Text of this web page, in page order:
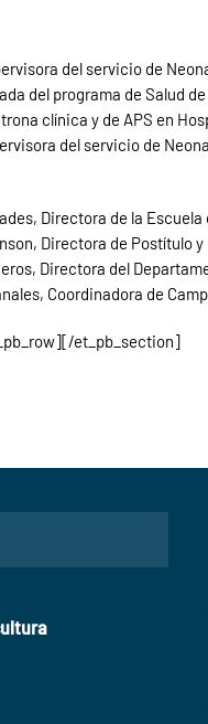
del servicio de
del programa de Salud
clínica y de APS en
del servicio de
Directora de la
Directora de Postítulo
Directora del
Coordinadora de
et_pb_section]